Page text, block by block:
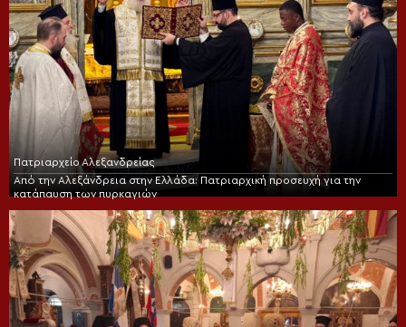
Πατριαρχείο Αλεξανδρείας
Από την Αλεξάνδρεια στην Ελλάδα: Πατριαρχική προσευχή για την
κατάπαυση των πυρκαγιών